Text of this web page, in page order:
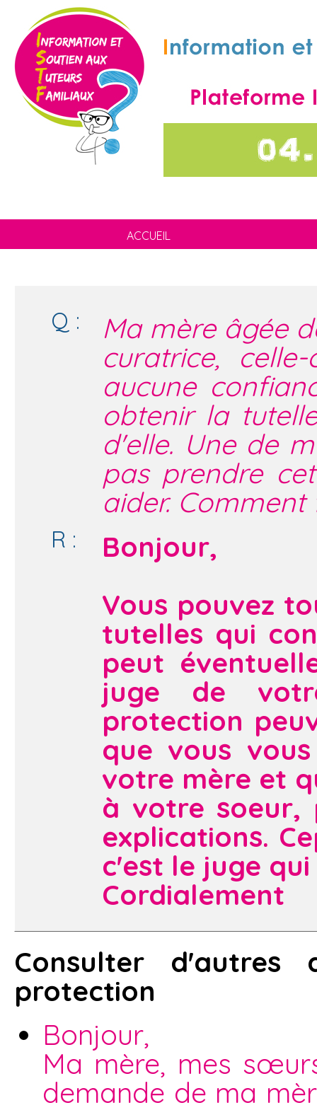
ACCUEIL
Q :
Ma mère âgée
curatrice,
aucune
obtenir la
d'elle. Une de
pas prendre
aider. Comment
R :
Bonjour,
Vous pouvez
tutelles qui
peut
juge de
protection
que vous
votre mère et
à votre soeur,
explications.
c'est le juge
Cordialement
Consulter
protection
Bonjour,
Ma mère, mes
demande de ma